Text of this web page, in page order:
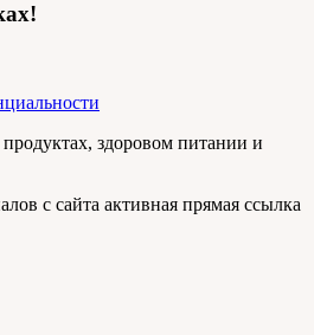
здоровом питании и
с сайта активная прямая ссылка